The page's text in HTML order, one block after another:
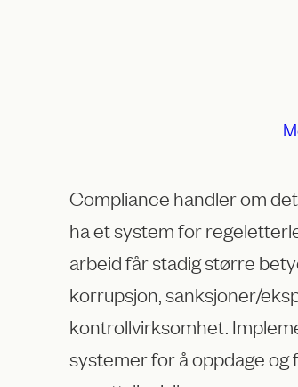
Compliance handler om
ha et system for
arbeid får stadig større
korrupsjon, sanksjoner/
kontrollvirksomhet.
systemer for å oppdage